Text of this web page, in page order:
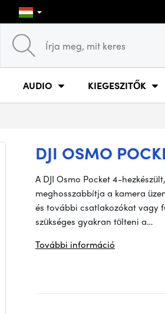
AUDIO KIEGESZITŐK
DJI OSMO
A DJI Osmo Pocket 4-
meghosszabbítja a kamera
és további csatlakozókat vagy
szükséges gyakran tölteni a…
További információ